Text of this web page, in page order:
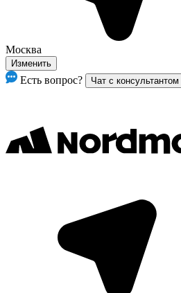
Москва
Изменить
Есть вопрос? Чат с консультантом